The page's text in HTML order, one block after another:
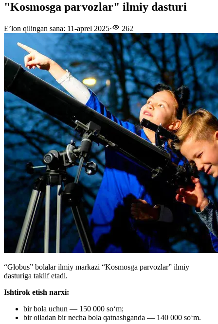
"Kosmosga parvozlar" ilmiy dasturi
E’lon qilingan sana: 11-aprel 2025· 262
“Globus” bolalar ilmiy markazi “Kosmosga parvozlar” ilmiy
dasturiga taklif etadi.
Ishtirok etish narxi:
bir bola uchun — 150 000 so‘m;
bir oiladan bir necha bola qatnashganda — 140 000 soʻm.